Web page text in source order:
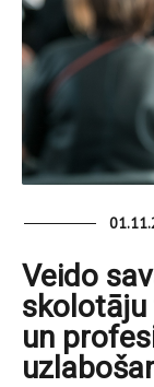
Veido
skolotāju
un